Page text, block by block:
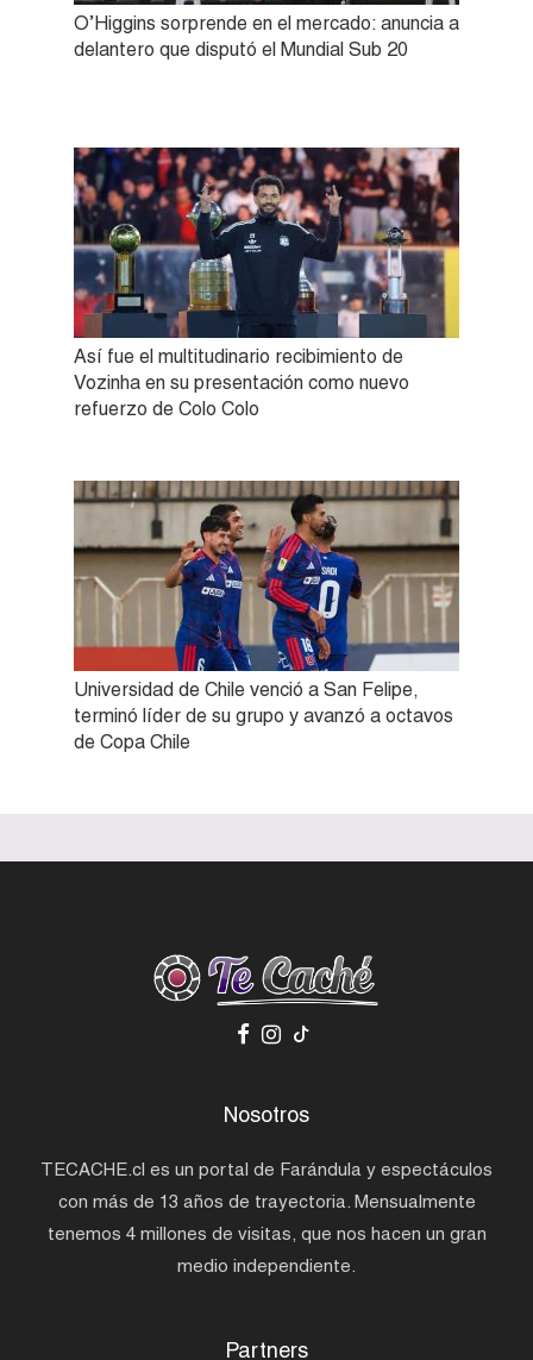
O’Higgins sorprende en el mercado: anuncia a
delantero que disputó el Mundial Sub 20
Así fue el multitudinario recibimiento de
Vozinha en su presentación como nuevo
refuerzo de Colo Colo
Universidad de Chile venció a San Felipe,
terminó líder de su grupo y avanzó a octavos
de Copa Chile
Nosotros
TECACHE.cl es un portal de Farándula y espectáculos
con más de 13 años de trayectoria. Mensualmente
tenemos 4 millones de visitas, que nos hacen un gran
medio independiente.
Partners